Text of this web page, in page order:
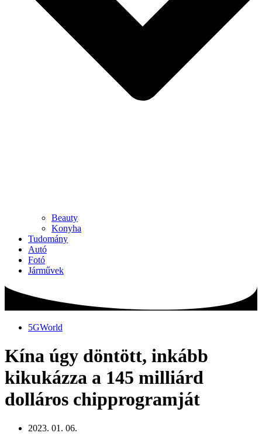
Beauty
Konyha
Tudomány
Autó
Fotó
Járművek
5GWorld
Kína úgy döntött, inkább
kikukázza a 145 milliárd
dolláros chipprogramját
2023. 01. 06.